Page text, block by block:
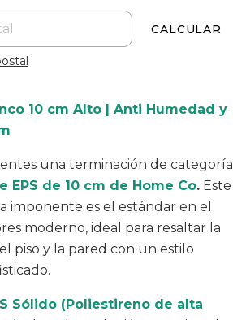
CALCULAR
10 cm Alto | Anti Humedad y
una terminación de categoría
EPS de 10 cm de Home Co. Este
imponente es el estándar en el
moderno, ideal para resaltar la
piso y la pared con un estilo
Sólido (Poliestireno de alta